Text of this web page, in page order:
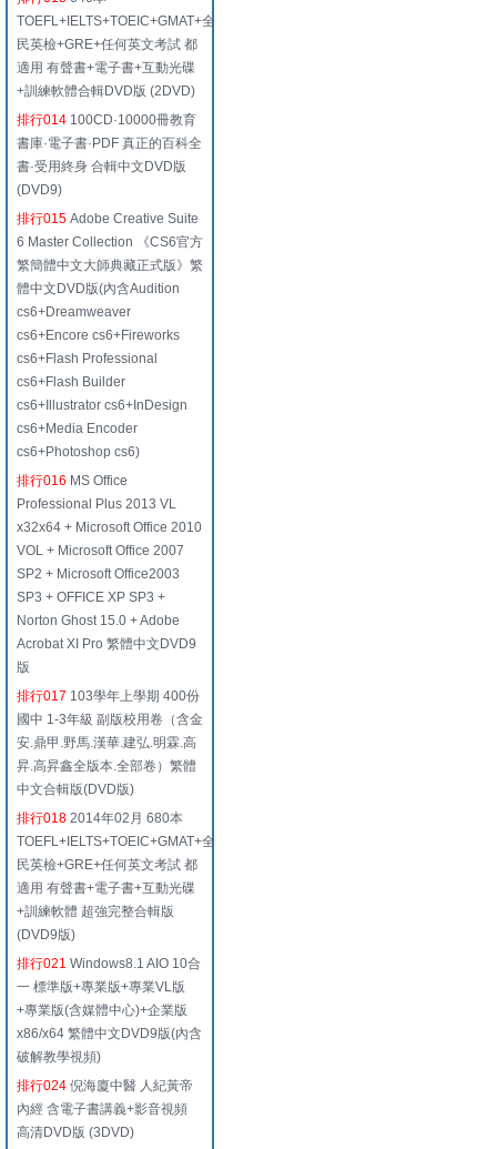
TOEFL+IELTS+TOEIC+GMAT+全
民英檢+GRE+任何英文考試 都
適用 有聲書+電子書+互動光碟
+訓練軟體合輯DVD版 (2DVD)
排行014 100CD·10000冊教育
書庫·電子書·PDF 真正的百科全
書·受用終身 合輯中文DVD版
(DVD9)
排行015 Adobe Creative Suite
6 Master Collection 《CS6官方
繁簡體中文大師典藏正式版》繁
體中文DVD版(內含Audition
cs6+Dreamweaver
cs6+Encore cs6+Fireworks
cs6+Flash Professional
cs6+Flash Builder
cs6+Illustrator cs6+InDesign
cs6+Media Encoder
cs6+Photoshop cs6)
排行016 MS Office
Professional Plus 2013 VL
x32x64 + Microsoft Office 2010
VOL + Microsoft Office 2007
SP2 + Microsoft Office2003
SP3 + OFFICE XP SP3 +
Norton Ghost 15.0 + Adobe
Acrobat XI Pro 繁體中文DVD9
版
排行017 103學年上學期 400份
國中 1-3年級 副版校用卷（含金
安.鼎甲.野馬.漢華.建弘.明霖.高
昇.高昇鑫全版本.全部卷）繁體
中文合輯版(DVD版)
排行018 2014年02月 680本
TOEFL+IELTS+TOEIC+GMAT+全
民英檢+GRE+任何英文考試 都
適用 有聲書+電子書+互動光碟
+訓練軟體 超強完整合輯版
(DVD9版)
排行021 Windows8.1 AIO 10合
一 標準版+專業版+專業VL版
+專業版(含媒體中心)+企業版
x86/x64 繁體中文DVD9版(內含
破解教學視頻)
排行024 倪海廈中醫 人紀黃帝
內經 含電子書講義+影音視頻
高清DVD版 (3DVD)